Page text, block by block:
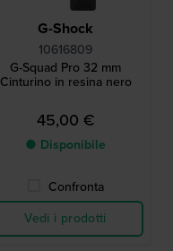
G-Shock
10616809
G-Squad Pro 32 mm
Cinturino in resina nero
45,00 €
● Disponibile
Confronta
Vedi i prodotti